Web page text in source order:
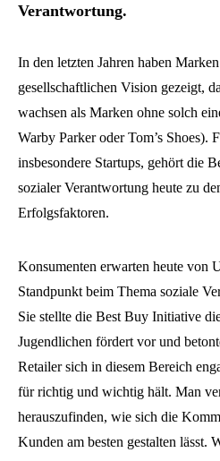
Verantwortung.
In den letzten Jahren haben
gesellschaftlichen Vision gezeigt,
wachsen als Marken ohne solch
Warby Parker oder Tom’s Shoes).
insbesondere Startups, gehört die
sozialer Verantwortung heute zu
Erfolgsfaktoren.
Konsumenten erwarten heute von
Standpunkt beim Thema soziale
Sie stellte die Best Buy Initiative
Jugendlichen fördert vor und
Retailer sich in diesem Bereich
für richtig und wichtig hält. Man
herauszufinden, wie sich die
Kunden am besten gestalten lässt.